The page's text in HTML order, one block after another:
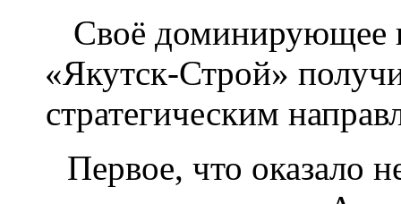
Своё доминирующее
«Якутск-Строй»
стратегическим
Первое, что оказало